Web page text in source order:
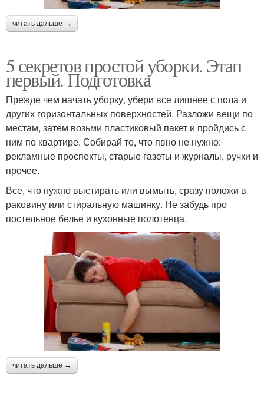
читать дальше →
5 секретов простой уборки. Этап
первый. Подготовка
Прежде чем начать уборку, убери все лишнее с пола и
других горизонтальных поверхностей. Разложи вещи по
местам, затем возьми пластиковый пакет и пройдись с
ним по квартире. Собирай то, что явно не нужно:
рекламные проспекты, старые газеты и журналы, ручки и
прочее.
Все, что нужно выстирать или вымыть, сразу положи в
раковину или стиральную машинку. Не забудь про
постельное белье и кухонные полотенца.
читать дальше →